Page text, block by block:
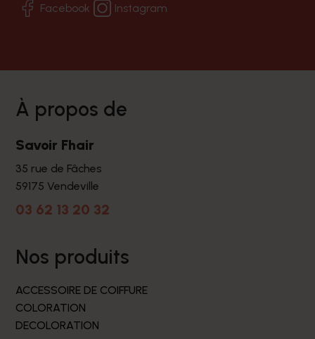
Facebook Instagram
à propos de
Savoir Fhair
35 rue de Fâches
59175 Vendeville
03 62 13 20 32
nos produits
ACCESSOIRE DE COIFFURE
COLORATION
DECOLORATION